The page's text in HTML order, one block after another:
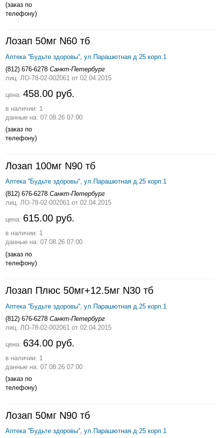
(заказ по
телефону)
Лозап 50мг N60 тб
Аптека ''Будьте здоровы'', ул.Парашютная д.25 корп.1
(812) 676-6278 Санкт-Петербург
лиц. ЛО-78-02-002061 от 02.04.2015
цена: 458.00 руб.
в наличии: 1
данные на: 07.08.26 07:00
(заказ по
телефону)
Лозап 100мг N90 тб
Аптека ''Будьте здоровы'', ул.Парашютная д.25 корп.1
(812) 676-6278 Санкт-Петербург
лиц. ЛО-78-02-002061 от 02.04.2015
цена: 615.00 руб.
в наличии: 1
данные на: 07.08.26 07:00
(заказ по
телефону)
Лозап Плюс 50мг+12.5мг N30 тб
Аптека ''Будьте здоровы'', ул.Парашютная д.25 корп.1
(812) 676-6278 Санкт-Петербург
лиц. ЛО-78-02-002061 от 02.04.2015
цена: 634.00 руб.
в наличии: 1
данные на: 07.08.26 07:00
(заказ по
телефону)
Лозап 50мг N90 тб
Аптека ''Будьте здоровы'', ул.Парашютная д.25 корп.1